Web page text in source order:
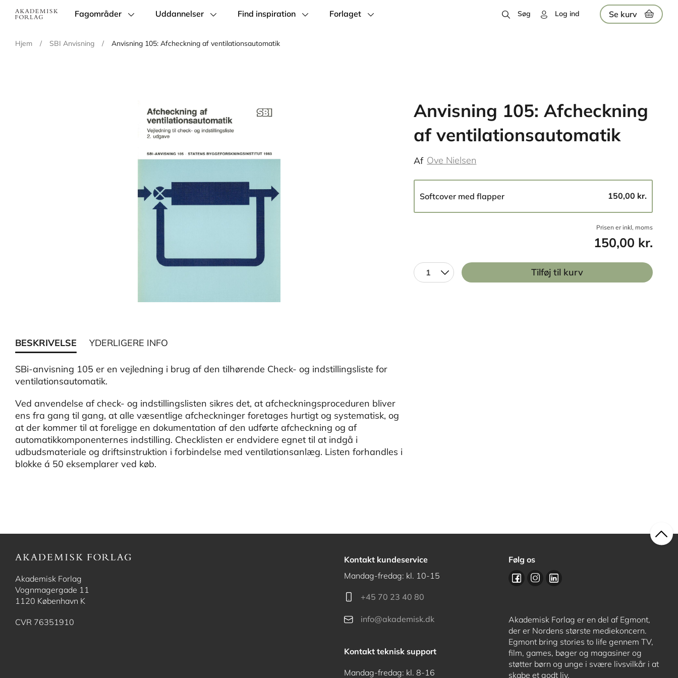
Main
Fagområder Uddannelser Find inspiration Forlaget Søg Log ind Se kurv
Hjem / SBI Anvisning / Anvisning 105: Afcheckning af ventilationsautomatik
Anvisning 105: Afcheckning
af ventilationsautomatik
Af Ove Nielsen
Softcover med flapper 150,00 kr.
Prisen er inkl, moms
150,00 kr.
1 Tilføj til kurv
BESKRIVELSE YDERLIGERE INFO
SBi-anvisning 105 er en vejledning i brug af den tilhørende Check- og indstillingsliste for
ventilationsautomatik.
Ved anvendelse af check- og indstillingslisten sikres det, at afcheckningsproceduren bliver
ens fra gang til gang, at alle væsentlige afcheckninger foretages hurtigt og systematisk, og
at der kommer til at foreligge en dokumentation af den udførte afcheckning og af
automatikkomponenternes indstilling. Checklisten er endvidere egnet til at indgå i
udbudsmateriale og driftsinstruktion i forbindelse med ventilationsanlæg. Listen forhandles i
blokke á 50 eksemplarer ved køb.
Akademisk Forlag
Vognmagergade 11
1120 København K
CVR 76351910
Kontakt kundeservice
Mandag-fredag: kl. 10-15
+45 70 23 40 80
info@akademisk.dk
Kontakt teknisk support
Mandag-fredag: kl. 8-16
Følg os
Akademisk Forlag er en del af Egmont,
der er Nordens største mediekoncern.
Egmont bring stories to life gennem TV,
film, games, bøger og magasiner og
støtter børn og unge i svære livsvilkår i at
skabe et godt liv.